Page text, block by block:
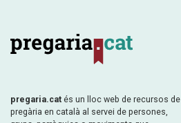
pregaria.cat és un lloc web de recursos de
pregària en català al servei de persones,